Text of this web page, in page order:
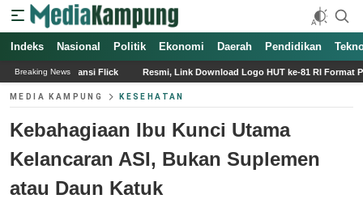
Indeks Nasional Politik Ekonomi Daerah Pendidikan
Breaking News
Resmi, Link Download Logo HUT ke-81 RI Format PNG dan Pedoman
MEDIA KAMPUNG KESEHATAN
Kebahagiaan Ibu Kunci Utama
Kelancaran ASI, Bukan Suplemen
atau Daun Katuk